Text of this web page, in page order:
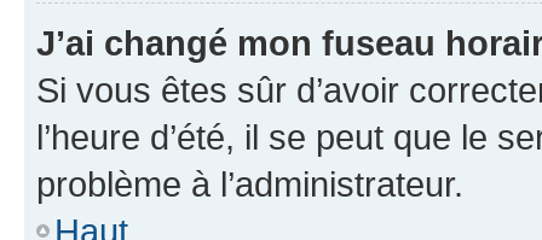
J’ai changé mon fuseau
Si vous êtes sûr d’avoir
l’heure d’été, il se peut que le
problème à l’administrateur.
Haut